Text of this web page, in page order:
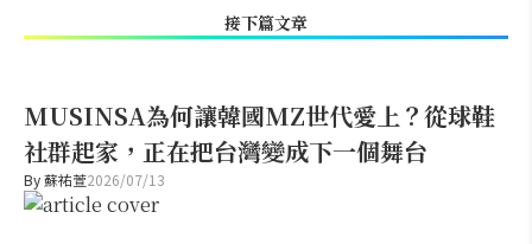
接下篇文章
MUSINSA為何讓韓國MZ世代愛上？從球鞋
社群起家，正在把台灣變成下一個舞台
By蘇祐萱2026/07/13